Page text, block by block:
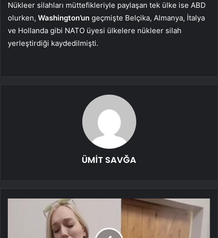
Nükleer silahları müttefikleriyle paylaşan tek ülke ise ABD
olurken, Washington’un geçmişte Belçika, Almanya, İtalya
ve Hollanda gibi NATO üyesi ülkelere nükleer silah
yerleştirdiği kaydedilmişti.
ÜMİT SAVĞA